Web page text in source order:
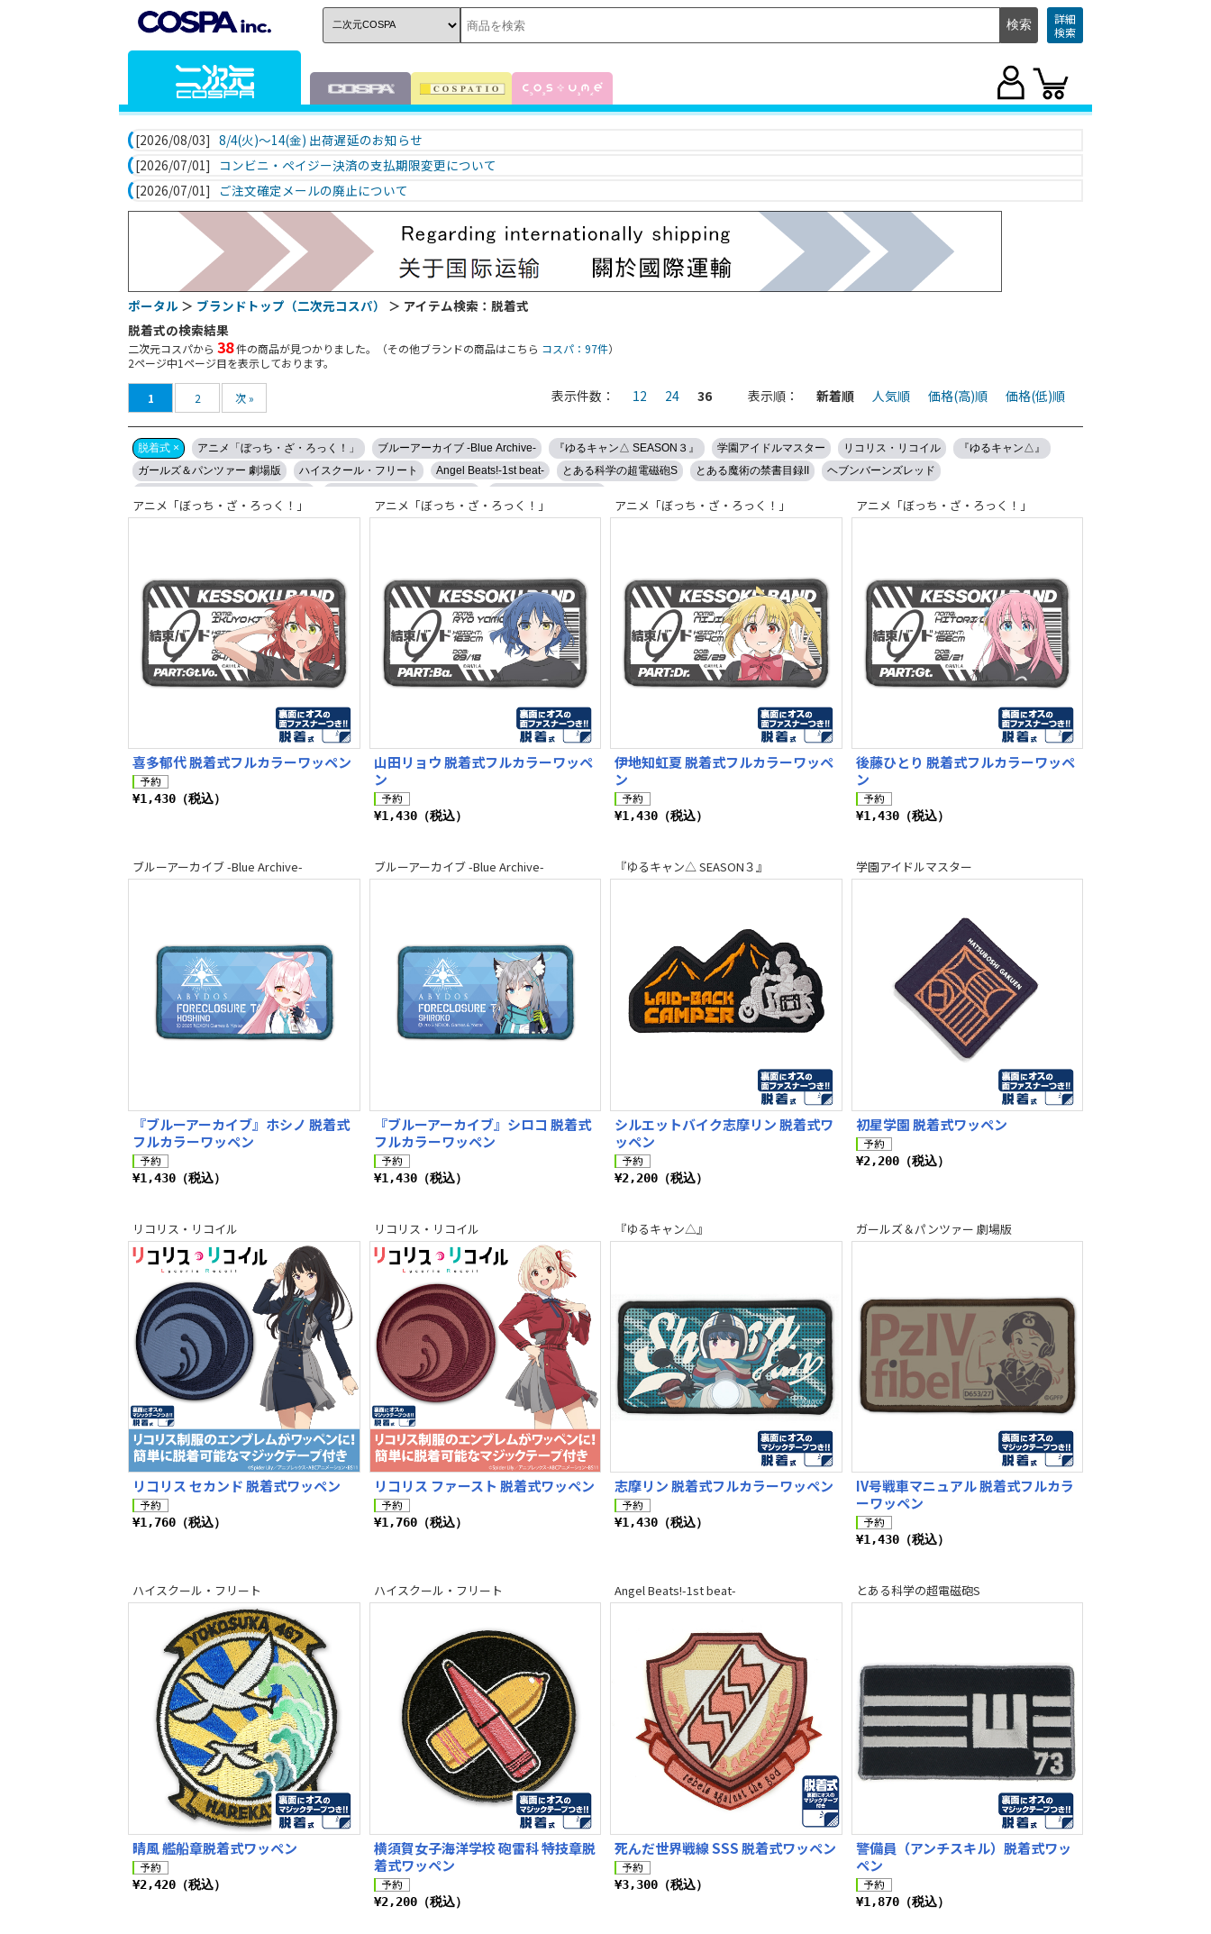
詳細
検索
[2026/08/03] 8/4(火)～14(金) 出荷遅延のお知らせ
[2026/07/01]
コンビニ・ペイジー決済の支払期限変更について
[2026/07/01]
ご注文確定メールの廃止について
ポータル ＞ ブランドトップ（二次元コスパ）
＞ アイテム検索：脱着式
脱着式の検索結果
二次元コスパから 38件の商品が見つかりました。（その他ブランドの商品はこちら コスパ：97件）
2ページ中1 ページ目を表示しております。
1 2 次 » 表示件数： 12 24 36 表示順： 新着順 人気順 価格(高)順 価格(低)順
脱着式 × アニメ「ぼっち・ざ・ろっく！」 ブルーアーカイブ -Blue Archive- 『ゆるキャン△ SEASON３』 学園アイドルマスター リコリス・リコイル
『ゆるキャン△』
ガールズ＆パンツァー 劇場版
ハイスクール・フリート Angel Beats!-1st beat- とある科学の超電磁砲S とある魔術の禁書目録II
ヘブンバーンズレッド
アニメ「ぼっち・ざ・ろっく！」
喜多郁代 脱着式フルカラーワッペン
¥1,430（税込）
アニメ「ぼっち・ざ・ろっく！」
山田リョウ 脱着式フルカラーワッペ
ン
¥1,430（税込）
アニメ「ぼっち・ざ・ろっく！」
伊地知虹夏 脱着式フルカラーワッペ
ン
¥1,430（税込）
アニメ「ぼっち・ざ・ろっく！」
後藤ひとり 脱着式フルカラーワッペ
ン
¥1,430（税込）
ブルーアーカイブ -Blue Archive-
『ブルーアーカイブ』ホシノ 脱着式
フルカラーワッペン
¥1,430（税込）
ブルーアーカイブ -Blue Archive-
『ブルーアーカイブ』シロコ 脱着式
フルカラーワッペン
¥1,430（税込）
『ゆるキャン△ SEASON３』
シルエットバイク志摩リン 脱着式ワ
ッペン
¥2,200（税込）
学園アイドルマスター
初星学園 脱着式ワッペン
¥2,200（税込）
リコリス・リコイル
リコリス セカンド 脱着式ワッペン
¥1,760（税込）
リコリス・リコイル
リコリス ファースト 脱着式ワッペン
¥1,760（税込）
『ゆるキャン△』
志摩リン 脱着式フルカラーワッペン
¥1,430（税込）
ガールズ＆パンツァー 劇場版
IV号戦車マニュアル 脱着式フルカラ
ーワッペン
¥1,430（税込）
ハイスクール・フリート
晴風 艦船章脱着式ワッペン
¥2,420（税込）
ハイスクール・フリート
横須賀女子海洋学校 砲雷科 特技章脱
着式ワッペン
¥2,200（税込）
Angel Beats!-1st beat-
死んだ世界戦線 SSS 脱着式ワッペン
¥3,300（税込）
とある科学の超電磁砲S
警備員（アンチスキル）脱着式ワッ
ペン
¥1,870（税込）